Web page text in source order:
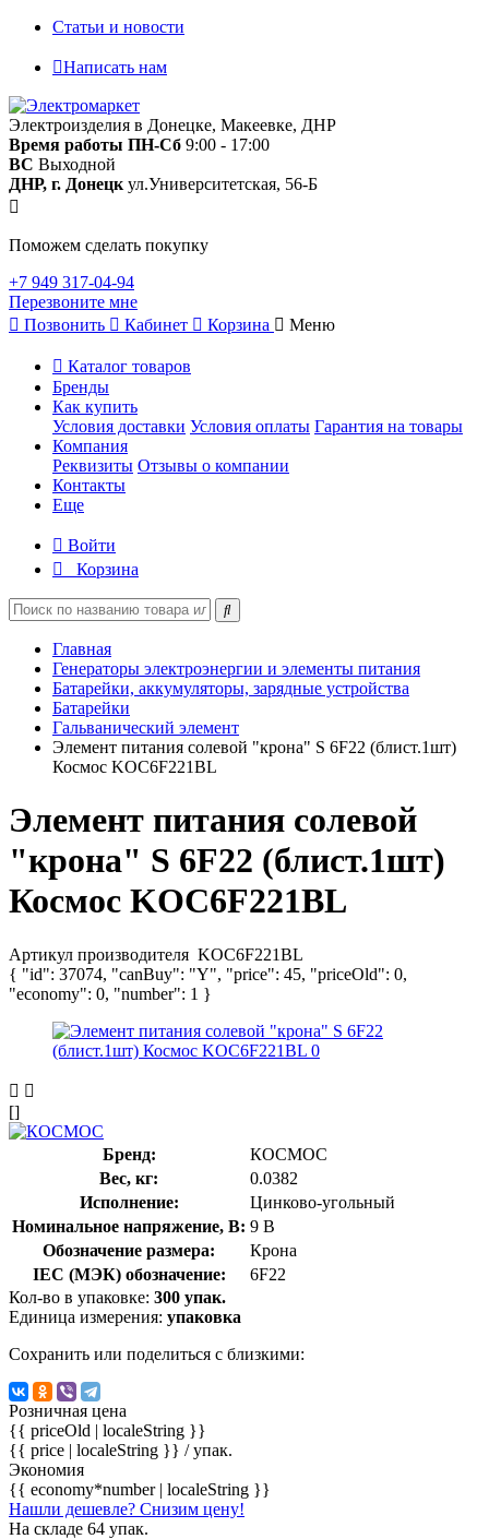
Статьи и новости
Написать нам
Электроизделия в Донецке, Макеевке, ДНР
Время работы ПН-Сб 9:00 - 17:00
ВС Выходной
ДНР, г. Донецк ул.Университетская, 56-Б
Поможем сделать покупку
+7 949 317-04-94
Перезвоните мне
Позвонить
Кабинет Корзина Меню
Каталог товаров
Бренды
Как купить
Условия доставки Условия оплаты Гарантия на товары
Компания
Реквизиты Отзывы о компании
Контакты
Еще
Войти
Корзина
Главная
Генераторы электроэнергии и элементы питания
Батарейки, аккумуляторы, зарядные устройства
Батарейки
Гальванический элемент
Элемент питания солевой "крона" S 6F22 (блист.1шт)
Космос KOC6F221BL
Элемент питания солевой
"крона" S 6F22 (блист.1шт)
Космос KOC6F221BL
Артикул производителя KOC6F221BL
{ "id": 37074, "canBuy": "Y", "price": 45, "priceOld": 0,
"economy": 0, "number": 1 }
[]
Бренд:
КОСМОС
Вес, кг:
0.0382
Исполнение:
Цинково-угольный
Номинальное напряжение, В: 9 В
Обозначение размера:
Крона
IEC (МЭК) обозначение:
6F22
Кол-во в упаковке: 300 упак.
Единица измерения: упаковка
Сохранить или поделиться с близкими:
Розничная цена
{{ priceOld | localeString }}
{{ price | localeString }} / упак.
Экономия
{{ economy*number | localeString }}
Нашли дешевле? Снизим цену!
На складе 64 упак.